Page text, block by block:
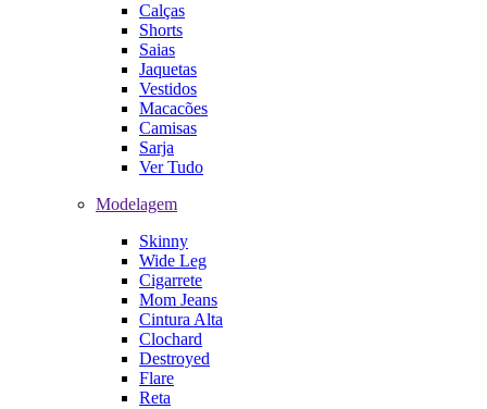
Calças
Shorts
Saias
Jaquetas
Vestidos
Macacões
Camisas
Sarja
Ver Tudo
Modelagem
Skinny
Wide Leg
Cigarrete
Mom Jeans
Cintura Alta
Clochard
Destroyed
Flare
Reta